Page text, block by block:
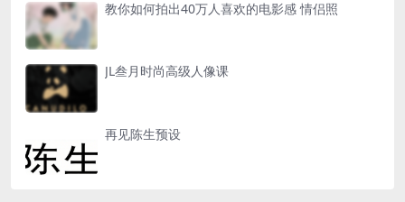
教你如何拍出40万人喜欢的电影感 情侣照
JL叁月时尚高级人像课
再见陈生预设